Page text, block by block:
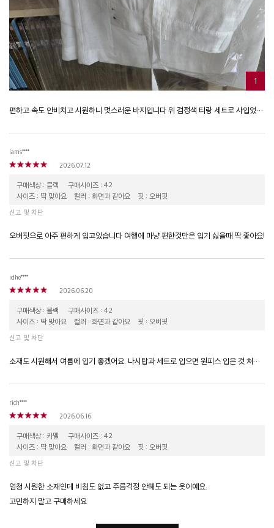
1
편하고 속도 안비치고 시원하니 멋스러운 바지입니다 위 검정색 티랑 세트로 사입었는데 찰떡이네요
iams****
2026.07.12
구매색상 : 블랙
구매사이즈 : 42
사이즈 : 딱 맞아요
컬러 : 화면과 같아요 핏 : 오버핏
신고 및 차단
오버핏으로 아주 편하게 입고있습니다 여행에 마냥 편한것만은 입기 싫을때 딱 좋아요!
idhe****
2026.06.20
구매색상 : 블랙
구매사이즈 : 42
사이즈 : 딱 맞아요
컬러 : 화면과 같아요 핏 : 오버핏
신고 및 차단
소재도 시원해서 여름에 입기 좋겠어요. 나시탑과 세트로 입으면 원피스 입은 것 처럼 보여서 더 좋아요.
rich****
2026.06.16
구매색상 : 카멜
구매사이즈 : 42
사이즈 : 딱 맞아요
컬러 : 화면과 같아요 핏 : 오버핏
신고 및 차단
엄청 시원한 소재인데 비침도 없고 주름걱정 안해도 되는 옷이예요.
고민하지 말고 구매하세요